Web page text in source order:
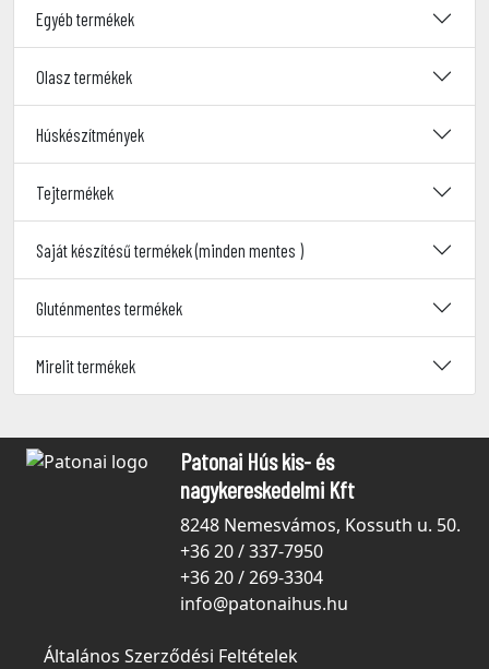
Egyéb termékek
Olasz termékek
Húskészítmények
Tejtermékek
Saját készítésű termékek (minden mentes )
Gluténmentes termékek
Mirelit termékek
Patonai Hús kis- és
nagykereskedelmi Kft
8248 Nemesvámos, Kossuth u. 50.
+36 20 / 337-7950
+36 20 / 269-3304
info@patonaihus.hu
Általános Szerződési Feltételek